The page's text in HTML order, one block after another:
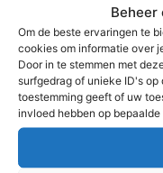
Beheer
Om de beste ervaringen te
cookies om informatie over
Door in te stemmen met
surfgedrag of unieke ID's
toestemming geeft of uw
invloed hebben op
Wij maken
voorbehoud
Hoeveel
tijdens de Happy
Als je tijdens de Club
vakantie bij ons boekt